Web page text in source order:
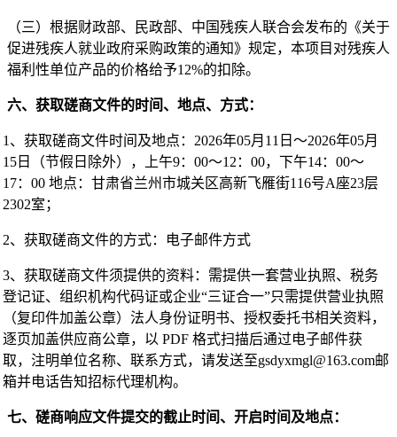
（三）根据财政部、民政部、中国残疾人联合会发布的《关于
促进残疾人就业政府采购政策的通知》规定，本项目对残疾人
福利性单位产品的价格给予1 2%的扣除。
六、获取磋商文件的时间、地点、方式：
1、获取磋商文件时间及地点： 2026年05月 11 日～2026年05月
15日 （节假日除外），上午9：00～12：00，下午14：00～
17：00 地点：甘肃省兰州市城关区高新飞雁街116号A座23层
2302室；
2、获取磋商文件的方式：电子邮件方式
3、获取磋商文件须提供的资料： 需提供一套营业执照、税务
登记证、组织机构代码证或企业“三证合一”只需提供营业执照
（复印件加盖公章）法人身份证明书、授权委托书相关资料，
逐页加盖供应商公章， 以 PDF 格式扫描后通过电子邮件获
取，注明单位名称、联系方式，请发送至gsdyxmgl@163.com邮
箱并电话告知招标代理机构。
七、磋商响应文件提交的截止时间、开启时间及地点：